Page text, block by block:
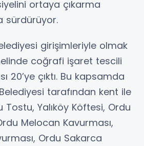
ortaya çıkarma
sürdürüyor.
girişimleriyle olmak
coğrafi işaret tescili
20’ye çıktı. Bu kapsamda
tarafından kent ile
Tostu, Yalıköy Köftesi, Ordu
Melocan Kavurması,
Ordu Sakarca